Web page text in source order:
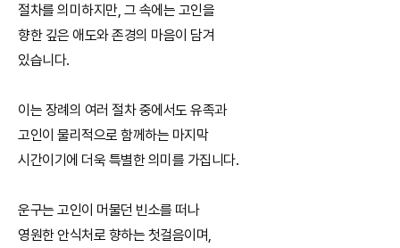
절차를 의미하지만, 그 속에는 고인을
향한 깊은 애도와 존경의 마음이 담겨
있습니다.
이는 장례의 여러 절차 중에서도 유족과
고인이 물리적으로 함께하는 마지막
시간이기에 더욱 특별한 의미를 가집니다.
운구는 고인이 머물던 빈소를 떠나
영원한 안식처로 향하는 첫걸음이며,